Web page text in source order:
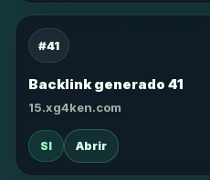
#41
Backlink generado 41
15.xg4ken.com
SI Abrir